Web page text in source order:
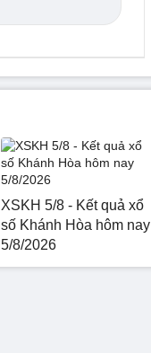
XSKH 5/8 - Kết quả xổ
số Khánh Hòa hôm nay
5/8/2026